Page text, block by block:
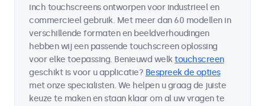
inch touchscreens ontworpen voor industrieel en
commercieel gebruik. Met meer dan 60 modellen in
verschillende formaten en beeldverhoudingen
hebben wij een passende touchscreen oplossing
voor elke toepassing. Benieuwd welktouchscreen
geschikt is voor u applicatie? Bespreek de opties
met onze specialisten. We helpen u graag de juiste
keuze te maken en staan klaar om al uw vragen te